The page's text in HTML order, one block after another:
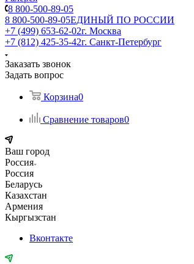
8 800-500-89-05
8 800-500-89-05ЕДИНЫЙ ПО РОССИИ
+7 (499) 653-62-02г. Москва
+7 (812) 425-35-42г. Санкт-Петербург
Заказать звонок
Задать вопрос
Корзина0
Сравнение товаров0
Ваш город
Россия
Россия
Беларусь
Казахстан
Армения
Кыргызстан
Вконтакте